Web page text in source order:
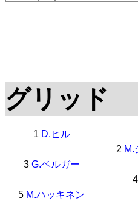
グリッド
1 D.ヒル
2 M.
3 G.ベルガー
4
5 M.ハッキネン